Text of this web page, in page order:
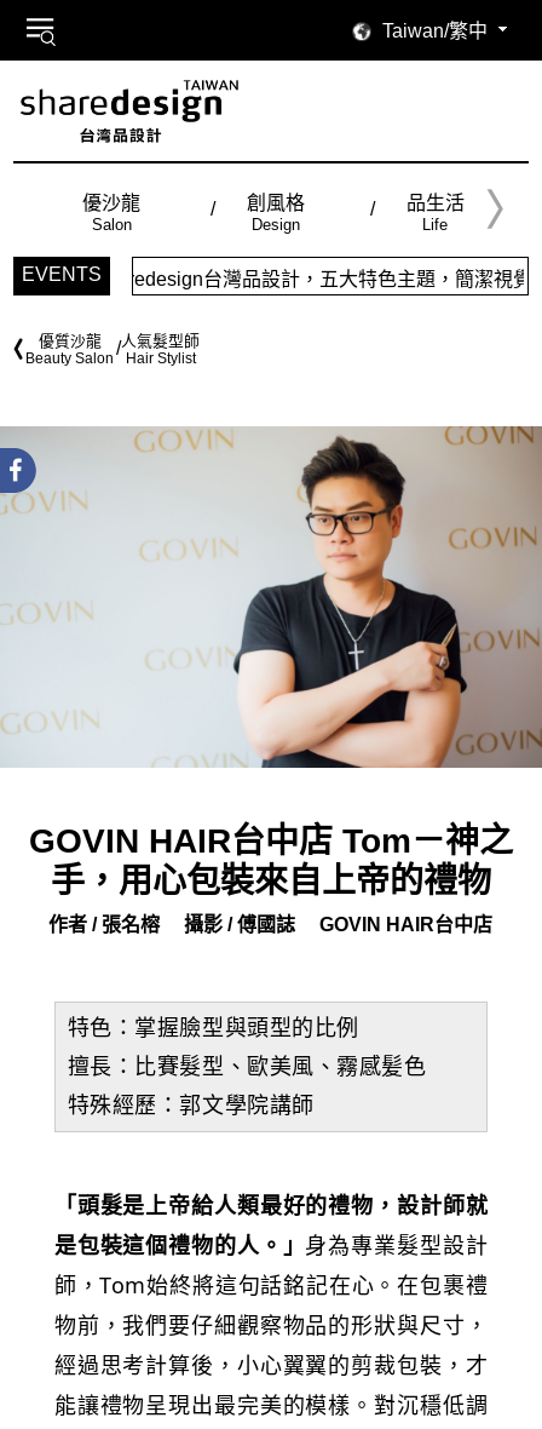
Taiwan/繁中
優沙龍
Salon
創風格
Design
品生活
Life
EVENTS
計，五大特色主題，簡潔視覺配色，帶給你最舒適的閱讀感
優質沙龍
Beauty Salon
人氣髮型師
Hair Stylist
GOVIN HAIR台中店 Tom－神之
手，用心包裝來自上帝的禮物
作者 / 張名榕 攝影 / 傅國誌 GOVIN HAIR台中店
特色：掌握臉型與頭型的比例
擅長：比賽髮型、歐美風、霧感髪色
特殊經歷：郭文學院講師
「頭髮是上帝給人類最好的禮物，設計師就
是包裝這個禮物的人。」 身為專業髮型設計
師，Tom始終將這句話銘記在心。在包裹禮
物前，我們要仔細觀察物品的形狀與尺寸，
經過思考計算後，小心翼翼的剪裁包裝，才
能讓禮物呈現出最完美的模樣。對沉穩低調